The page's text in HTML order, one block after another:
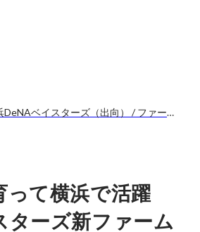
株式会社横浜DeNAベイスターズ（出向） / ファーム施設移転プロジェクト
って横浜で活躍
ーズ新ファーム